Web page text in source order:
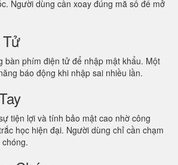
Người dùng cần xoay đúng mã số để mở
bàn phím điện tử để nhập mật khẩu. Một
báo động khi nhập sai nhiều lần.
tiện lợi và tính bảo mật cao nhờ công
học hiện đại. Người dùng chỉ cần chạm